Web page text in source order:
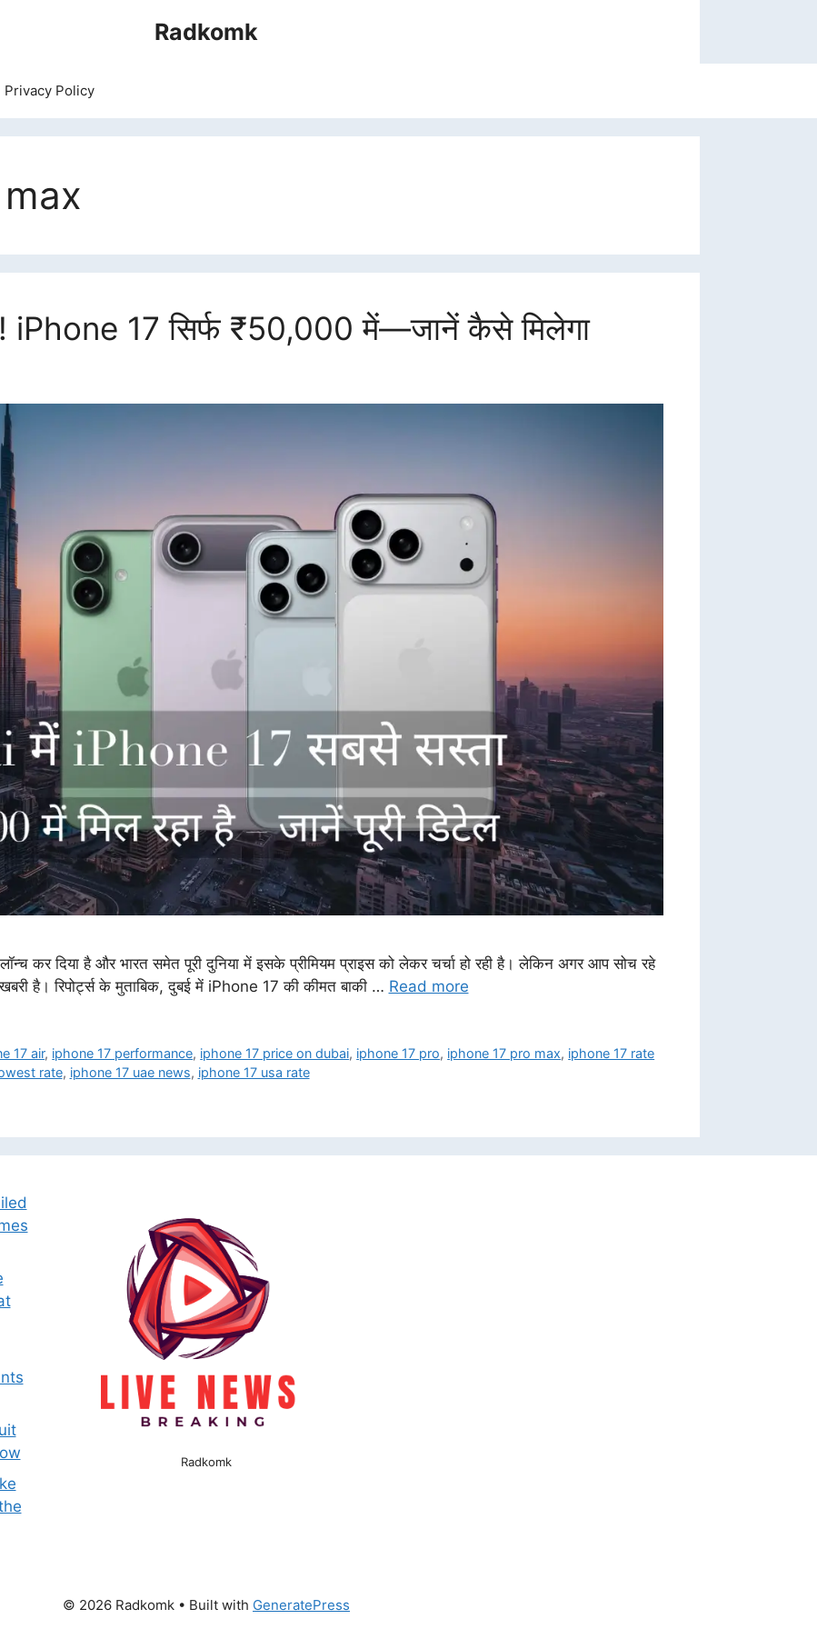
Radkomk
Privacy Policy
iPhone 17 सिर्फ ₹50,000 में—जानें कैसे मिलेगा
कर दिया है और भारत समेत पूरी दुनिया में इसके प्रीमियम प्राइस को लेकर चर्चा हो रही है। लेकिन अगर आप सोच रहे
है। रिपोर्ट्स के मुताबिक, दुबई में iPhone 17 की कीमत बाकी … Read more
17 air, iphone 17 performance, iphone 17 price on dubai, iphone 17 pro, iphone 17 pro max, iphone 17 rate
rate, iphone 17 uae news, iphone 17 usa rate
Radkomk
© 2026 Radkomk • Built with GeneratePress